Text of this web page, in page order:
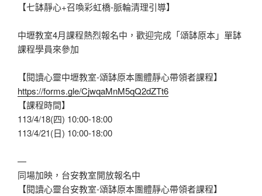
【七缽靜心+召喚彩虹橋-脈輪清理引導】
中壢教室4月課程熱烈報名中，歡迎完成「頌缽原本」單缽
課程學員來參加
【閱讀心靈中壢教室-頌缽原本團體靜心帶領者課程】
https://forms.gle/CjwqaMnM5qQ2dZTt6
【課程時間】
113/4/18(四) 10:00-18:00
113/4/21(日) 10:00-18:00
—
同場加映，台安教室開放報名中
【閱讀心靈台安教室-頌缽原本團體靜心帶領者課程】